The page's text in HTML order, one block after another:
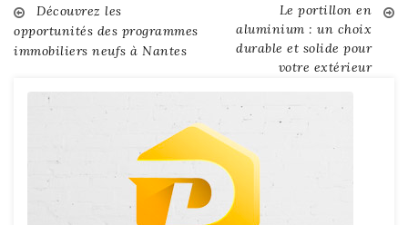
Navigation
de
l’article
Découvrez les
opportunités des programmes
immobiliers neufs à Nantes
Le portillon en
aluminium : un choix
durable et solide pour
votre extérieur